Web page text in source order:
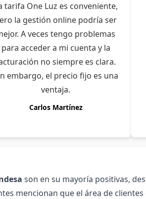
tarifa One Luz es conveniente,
la gestión online podría ser
A veces tengo problemas
para acceder a mi cuenta y la
no siempre es clara.
embargo, el precio fijo es una
ventaja.
Carlos Martínez
son en su mayoría positivas,
mencionan que el área de clientes